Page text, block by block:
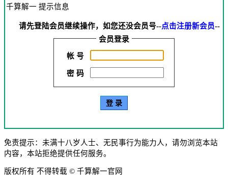
千算解一 提示信息
请先登陆会员继续操作，如您还没会员号--点击注册新会员--
会员登录
帐 号
密 码
免责提示：未满十八岁人士、无民事行为能力人，请勿浏览本站
内容，本站拒绝提供任何服务。
版权所有 不得转载 © 千算解一官网